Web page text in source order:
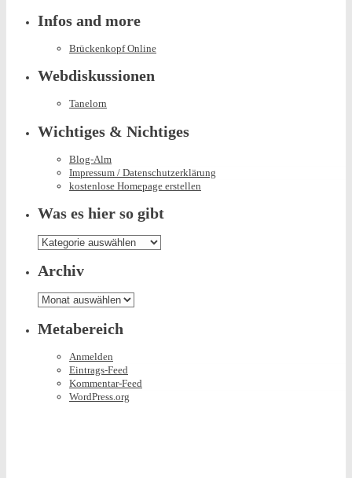
Infos and more
Brückenkopf Online
Webdiskussionen
Tanelorn
Wichtiges & Nichtiges
Blog-Alm
Impressum / Datenschutzerklärung
kostenlose Homepage erstellen
Was es hier so gibt
Was
es
hier
so
gibt
Archiv
Archiv
Metabereich
Anmelden
Eintrags-Feed
Kommentar-Feed
WordPress.org